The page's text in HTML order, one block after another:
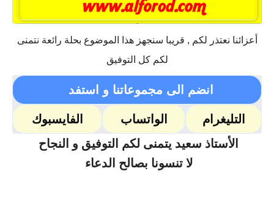
أعزائنا نعتذر لكم , قريبا سنجهز هذا الموضوع بحلة رائعة نتمنى
لكم كل التوفيق
انضم الى مجموعاتنا و استفد
التليغرام الواتساب
الفايسبوك
الأستاذ سعيد يتمنى لكم التوفيق و النجاح
لا تنسونا بصالح الدعاء